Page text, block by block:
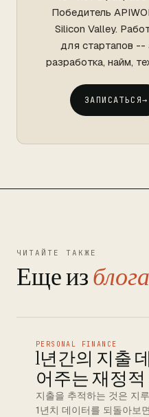
Победитель
Silicon Valley.
для стартапов --
разработка, найм,
ЗАПИСАТЬСЯ→
ЧИТАЙТЕ ТАКЖЕ
Еще из
PERSONAL FINANCE
1년간의 지출
어주는 재정적
지출을 추적하는 것은 지
1년치 데이터를 되돌아보